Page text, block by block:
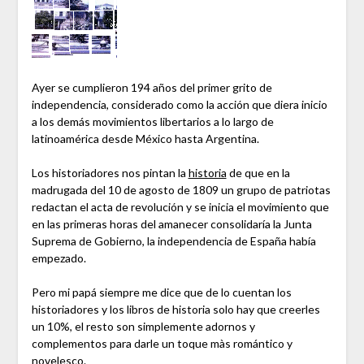
Ayer se cumplieron 194 años del primer grito de
independencia, considerado como la acción que diera inicio
a los demás movimientos libertarios a lo largo de
latinoamérica desde México hasta Argentina.
Los historiadores nos pintan la historia de que en la
madrugada del 10 de agosto de 1809 un grupo de patriotas
redactan el acta de revolución y se inicia el movimiento que
en las primeras horas del amanecer consolidaría la Junta
Suprema de Gobierno, la independencia de España había
empezado.
Pero mi papá siempre me dice que de lo cuentan los
historiadores y los libros de historia solo hay que creerles
un 10%, el resto son simplemente adornos y
complementos para darle un toque màs romántico y
novelesco.